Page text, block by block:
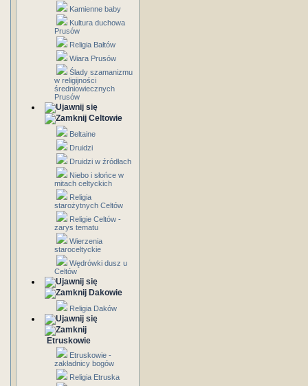
Kamienne baby
Kultura duchowa
Prusów
Religia Bałtów
Wiara Prusów
Ślady szamanizmu
w religijności
średniowiecznych
Prusów
Celtowie
Beltaine
Druidzi
Druidzi w źródłach
Niebo i słońce w
mitach celtyckich
Religia
starożytnych Celtów
Religie Celtów -
zarys tematu
Wierzenia
staroceltyckie
Wędrówki dusz u
Celtów
Dakowie
Religia Daków
Etruskowie
Etruskowie -
zakładnicy bogów
Religia Etruska